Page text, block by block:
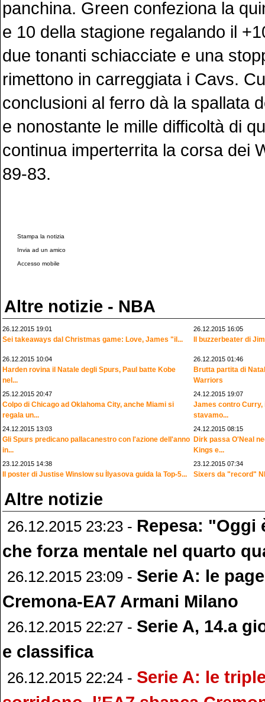
panchina. Green confeziona la
e 10 della stagione regalando il
due tonanti schiacciate e una
rimettono in carreggiata i Cavs.
conclusioni al ferro dà la spallata
e nonostante le mille difficoltà di
continua imperterrita la corsa dei
89-83.
Stampa la notizia
Invia ad un amico
Accesso mobile
Altre notizie - NBA
26.12.2015 19:01
Sei takeaways dal Christmas game: Love, James "il...
26.12.2015 16:05
Il buzzerbeater di
26.12.2015 10:04
Harden rovina il Natale degli Spurs, Paul batte Kobe
nel...
26.12.2015 01:46
Brutta partita di
Warriors
25.12.2015 20:47
Colpo di Chicago ad Oklahoma City, anche Miami si
regala un...
24.12.2015 19:07
James contro Curry,
stavamo...
24.12.2015 13:03
Gli Spurs predicano pallacanestro con l'azione dell'anno
in...
24.12.2015 08:15
Dirk passa O'Neal
Kings e...
23.12.2015 14:38
Il poster di Justise Winslow su İlyasova guida la Top-5...
23.12.2015 07:34
Sixers da "record"
Altre notizie
26.12.2015 23:23 - Repesa: "Oggi
che forza mentale nel quarto
26.12.2015 23:09 - Serie A: le
Cremona-EA7 Armani Milano
26.12.2015 22:27 - Serie A, 14.a
e classifica
26.12.2015 22:24 - Serie A: le